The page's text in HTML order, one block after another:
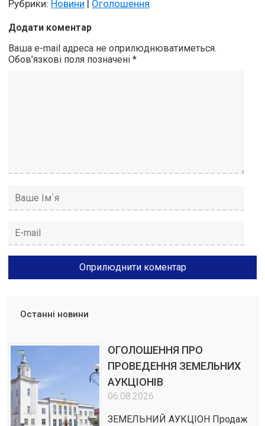
Рубрики: Новини | Оголошення
Додати коментар
Ваша e-mail адреса не оприлюднюватиметься.
Обов’язкові поля позначені*
Останні новини
ОГОЛОШЕННЯ ПРО
ПРОВЕДЕННЯ ЗЕМЕЛЬНИХ
АУКЦІОНІВ
06.08.2026
ЗЕМЕЛЬНИЙ АУКЦІОН Продаж